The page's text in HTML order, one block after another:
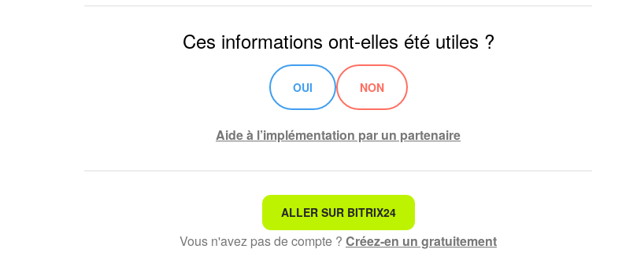
Ces informations ont-elles été utiles ?
OUI NON
Aide à l’implémentation par un partenaire
Ce n'est pas ce que je recherche
ALLER SUR BITRIX24
Vous n'avez pas de compte ? Créez-en un gratuitement